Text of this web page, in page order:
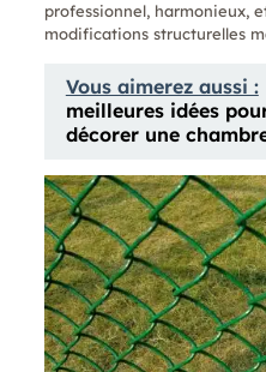
professionnel, harmonieux,
modifications structurelles
Vous aimerez aussi :
meilleures idées
décorer une